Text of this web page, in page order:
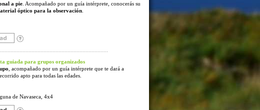
a pie . Acompañado por un guía intérprete, conocerás su
óptico para la observación
guiada para grupos organizados
, acompañado por un guía intérprete que te dará a
apto para todas las edades.
de Navaseca, 4x4